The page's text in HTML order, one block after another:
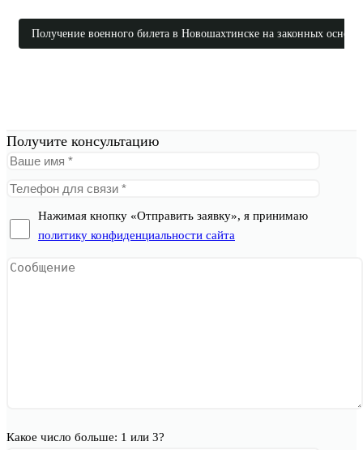
Получение военного билета в Новошахтинске на законных
Получите консультацию
Нажимая кнопку «Отправить заявку», я принимаю
политику конфиденциальности сайта
Какое число больше: 1 или 3?